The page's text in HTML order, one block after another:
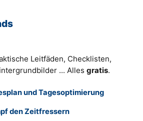
Leitfäden, Checklisten,
... Alles gratis.
und Tagesoptimierung
den Zeitfressern